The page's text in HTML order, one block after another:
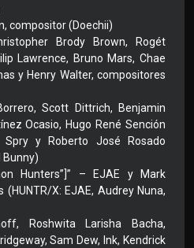
compositor (Doechii)
Brody Brown, Rogét
Lawrence, Bruno Mars, Chae
y Henry Walter, compositores
Scott Dittrich, Benjamin
Ocasio, Hugo René Sención
Spry y Roberto José Rosado
Bunny)
Hunters”]” – EJAE y Mark
X: EJAE, Audrey Nuna,
Roshwita Larisha Bacha,
Sam Dew, Ink, Kendrick